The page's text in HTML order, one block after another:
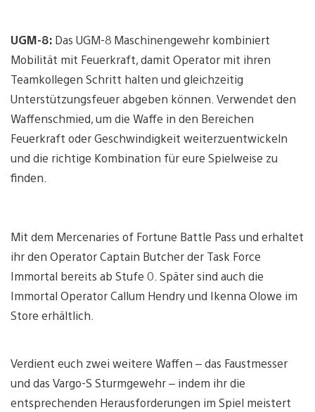
UGM-8: Das UGM-8 Maschinengewehr kombiniert
Mobilität mit Feuerkraft, damit Operator mit ihren
Teamkollegen Schritt halten und gleichzeitig
Unterstützungsfeuer abgeben können. Verwendet den
Waffenschmied, um die Waffe in den Bereichen
Feuerkraft oder Geschwindigkeit weiterzuentwickeln
und die richtige Kombination für eure Spielweise zu
finden.
Mit dem Mercenaries of Fortune Battle Pass und erhaltet
ihr den Operator Captain Butcher der Task Force
Immortal bereits ab Stufe 0. Später sind auch die
Immortal Operator Callum Hendry und Ikenna Olowe im
Store erhältlich.
Verdient euch zwei weitere Waffen – das Faustmesser
und das Vargo-S Sturmgewehr – indem ihr die
entsprechenden Herausforderungen im Spiel meistert